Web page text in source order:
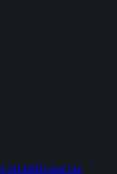
онлайн-кассы